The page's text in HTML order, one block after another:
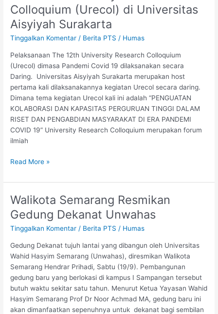
Colloquium (Urecol) di Universitas
Aisyiyah Surakarta
Tinggalkan Komentar / Berita PTS / Humas
Pelaksanaan The 12th University Research Colloquium
(Urecol) dimasa Pandemi Covid 19 dilaksanakan secara
Daring. Universitas Aisyiyah Surakarta merupakan host
pertama kali dilaksanakannya kegiatan Urecol secara daring.
Dimana tema kegiatan Urecol kali ini adalah “PENGUATAN
KOLABORASI DAN KAPASITAS PERGURUAN TINGGI DALAM
RISET DAN PENGABDIAN MASYARAKAT DI ERA PANDEMI
COVID 19” University Research Colloquium merupakan forum
ilmiah
12th
University
Research
Colloquium
di
Universitas
Aisyiyah
Surakarta
Read More »
Walikota Semarang Resmikan
Gedung Dekanat Unwahas
Tinggalkan Komentar / Berita PTS / Humas
Gedung Dekanat tujuh lantai yang dibangun oleh Universitas
Wahid Hasyim Semarang (Unwahas), diresmikan Walikota
Semarang Hendrar Prihadi, Sabtu (19/9). Pembangunan
gedung baru yang berlokasi di kampus I Sampangan tersebut
butuh waktu sekitar satu tahun. Menurut Ketua Yayasan Wahid
Hasyim Semarang Prof Dr Noor Achmad MA, gedung baru ini
akan dimanfaatkan sepenuhnya untuk dekanat bagi sembilan
Walikota
Semarang
Resmikan
Gedung
Unwahas